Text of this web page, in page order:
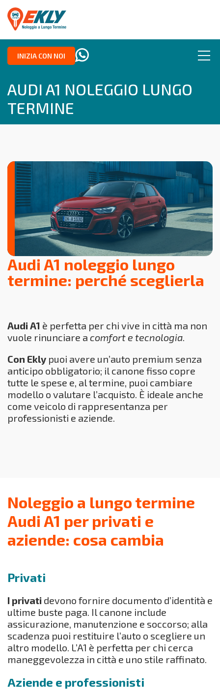
INIZIA CON NOI
AUDI A1 NOLEGGIO LUNGO
TERMINE
Audi A1 noleggio lungo
termine: perché sceglierla
Audi A1 è perfetta per chi vive in città ma non
vuole rinunciare a comfort e tecnologia.
Con Ekly puoi avere un’auto premium senza
anticipo obbligatorio; il canone fisso copre
tutte le spese e, al termine, puoi cambiare
modello o valutare l’acquisto. È ideale anche
come veicolo di rappresentanza per
professionisti e aziende.
Noleggio a lungo termine
Audi A1 per privati e
aziende: cosa cambia
Privati
I privati devono fornire documento d’identità e
ultime buste paga. Il canone include
assicurazione, manutenzione e soccorso; alla
scadenza puoi restituire l’auto o scegliere un
altro modello. L’A1 è perfetta per chi cerca
maneggevolezza in città e uno stile raffinato.
Aziende e professionisti